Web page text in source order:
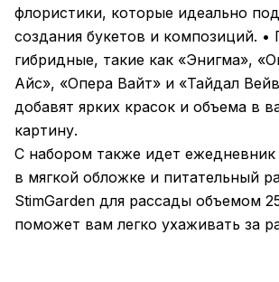
флористики, которые идеально
создания букетов и композиций. •
гибридные, такие как «Энигма»,
Айс», «Опера Вайт» и «Тайдал
добавят ярких красок и объема в
картину.
С набором также идет ежедневник
в мягкой обложке и питательный
StimGarden для рассады объемом
поможет вам легко ухаживать за